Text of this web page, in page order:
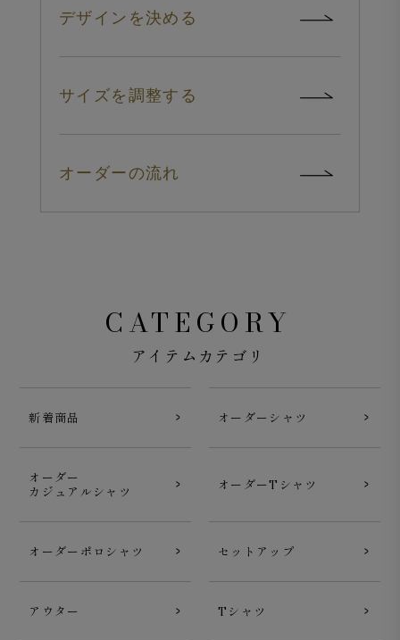
デザインを決める
サイズを調整する
オーダーの流れ
CATEGORY
アイテムカテゴリ
新着商品 オーダーシャツ
オーダー
カジュアルシャツ
オーダーTシャツ
オーダーポロシャツ セットアップ
アウター Tシャツ